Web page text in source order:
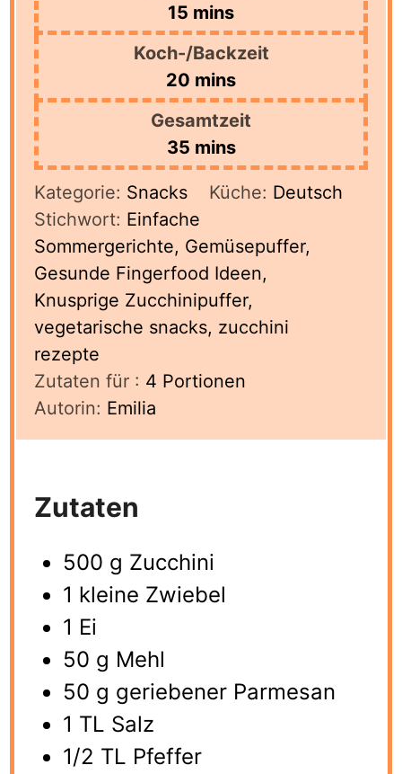
15 minutes
mins
Koch-/Backzeit
20 minutes
mins
Gesamtzeit
35minutes
mins
Kategorie: Snacks Küche: Deutsch
Stichwort: Einfache
Sommergerichte, Gemüsepuffer,
Gesunde Fingerfood Ideen,
Knusprige Zucchinipuffer,
vegetarische snacks, zucchini
rezepte
Zutaten für : 4 Portionen
Autorin: Emilia
Zutaten
500 g Zucchini
1 kleine Zwiebel
1 Ei
50 g Mehl
50 g geriebener Parmesan
1 TL Salz
1/2 TL Pfeffer